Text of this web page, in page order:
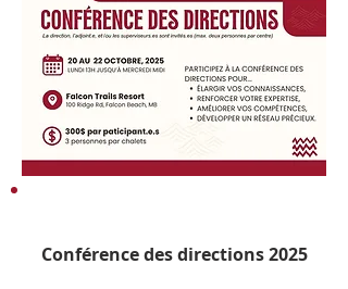
Conférence des directions 2025